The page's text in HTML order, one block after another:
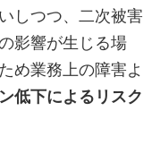
しつつ、二次被害
影響が生じる場
め業務上の障害よ
低下によるリスク